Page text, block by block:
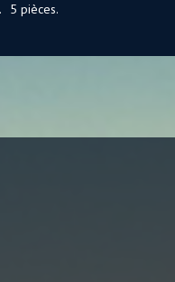
5 pièces.